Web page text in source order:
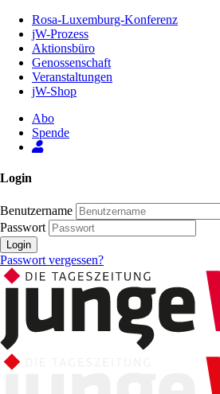
Inhalt
Seite
Rosa-Luxemburg-Konferenz
jW-Prozess
Aktionsbüro
Genossenschaft
Veranstaltungen
jW-Shop
Abo
Spende
Login
Benutzername
Passwort
Login
Passwort vergessen?